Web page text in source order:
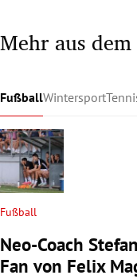
Mehr aus
FußballWintersport
Fußball
Neo-Coach
Fan von Felix